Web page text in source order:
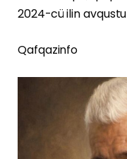
2024-cü ilin
Qafqazinfo